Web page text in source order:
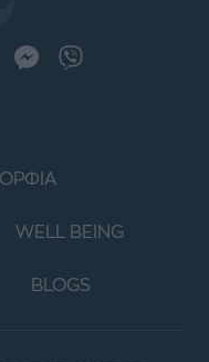
WELL BEING
BLOGS